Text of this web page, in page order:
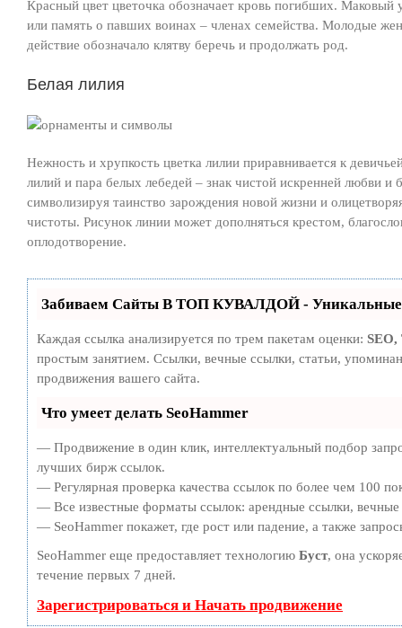
Красный цвет цветочка обозначает кровь погибших. Маковый
или память о павших воинах – членах семейства. Молодые
действие обозначало клятву беречь и продолжать род.
Белая лилия
Нежность и хрупкость цветка лилии приравнивается к
лилий и пара белых лебедей – знак чистой искренней любви и
символизируя таинство зарождения новой жизни и
чистоты. Рисунок линии может дополняться крестом,
оплодотворение.
Забиваем Сайты В ТОП КУВАЛДОЙ - Уникальные
Каждая ссылка анализируется по трем пакетам оценки:
простым занятием. Ссылки, вечные ссылки, статьи,
продвижения вашего сайта.
Что умеет делать SeoHammer
— Продвижение в один клик, интеллектуальный подбор
лучших бирж ссылок.
— Регулярная проверка качества ссылок по более чем 100
— Все известные форматы ссылок: арендные ссылки,
— SeoHammer покажет, где рост или падение, а также
SeoHammer еще предоставляет технологию Буст, она
течение первых 7 дней.
Зарегистрироваться и Начать продвижение